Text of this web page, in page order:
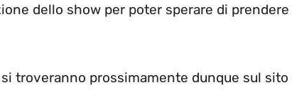
dello show per poter sperare di prendere
troveranno prossimamente dunque sul sito